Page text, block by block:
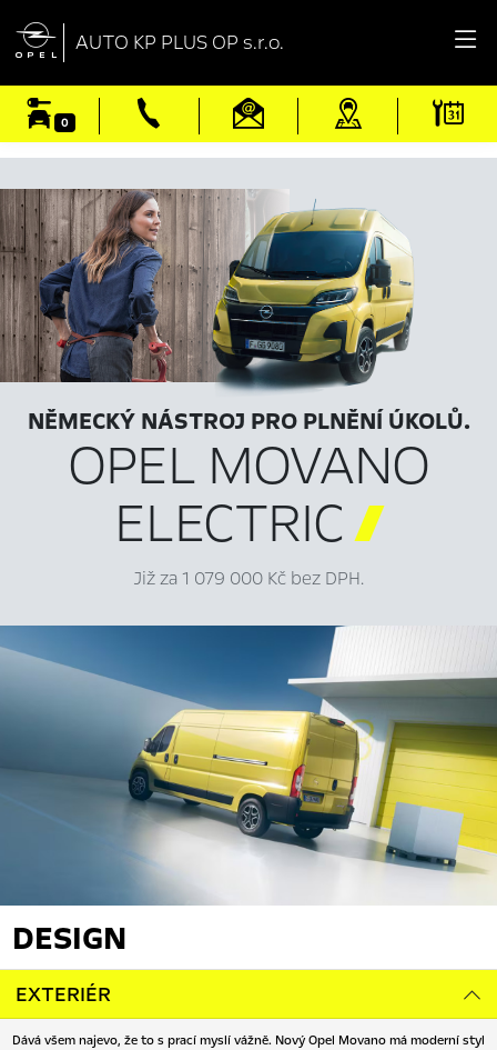
 AUTO KP PLUS OP s.r.o.
0
NĚMECKÝ NÁSTROJ PRO PLNĚNÍ ÚKOLŮ.
OPEL MOVANO
ELECTRIC
Již za 1 079 000 Kč bez DPH.
DESIGN
EXTERIÉR
Dává všem najevo, že to s prací myslí vážně. Nový Opel Movano má moderní styl